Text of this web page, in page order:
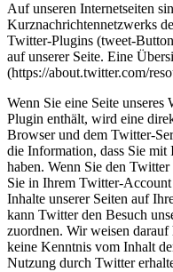
Auf unseren Internetseiten
Kurznachrichtennetzwerks
Twitter-Plugins (tweet-
auf unserer Seite. Eine
(https://about.twitter.com/
Wenn Sie eine Seite
Plugin enthält, wird eine
Browser und dem Twitter-
die Information, dass Sie mit
haben. Wenn Sie den
Sie in Ihrem Twitter-
Inhalte unserer Seiten auf
kann Twitter den Besuch
zuordnen. Wir weisen
keine Kenntnis vom Inhalt
Nutzung durch Twitter